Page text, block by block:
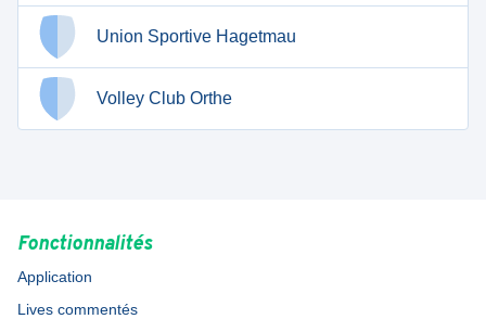
Union Sportive Hagetmau
Volley Club Orthe
Fonctionnalités
Application
Lives commentés